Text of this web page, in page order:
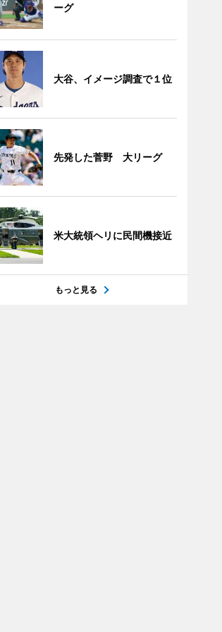
ーグ
大谷、イメージ調査で１位
先発した菅野 大リーグ
米大統領ヘリに民間機接近
もっと見る